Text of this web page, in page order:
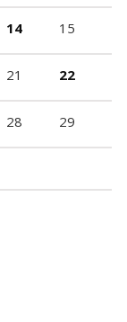
14 15
21 22
28 29